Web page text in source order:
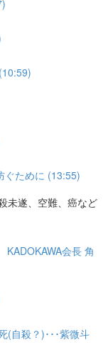
ぐために (13:55)
未遂、空難、癌など
会長 角
(自殺？)･･･紫微斗